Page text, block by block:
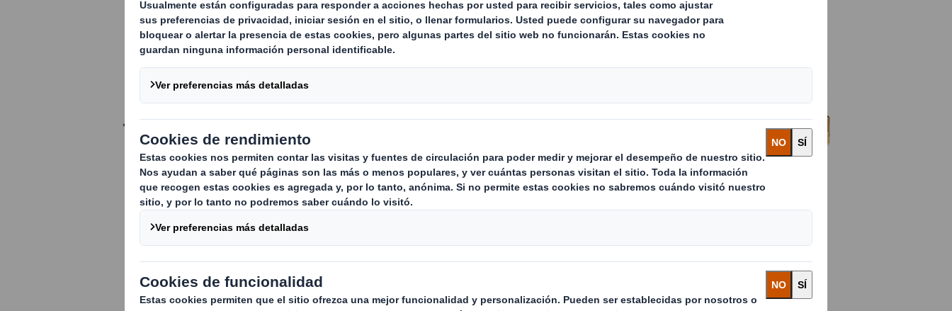
De un vistazo
industrial a medida para cualquiera de sus productos
ABOUT
De un vistazo